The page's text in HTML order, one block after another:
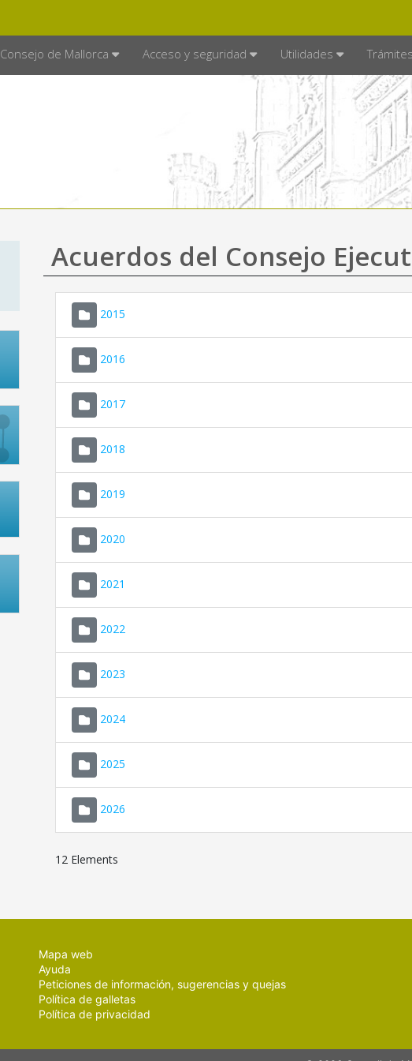
Consejo de Mallorca Acceso y seguridad Utilidades
Acuerdos del Consejo
2015
2016
2017
2018
2019
2020
2021
2022
2023
2024
2025
2026
12 Elements
Mapa web
Ayuda
Peticiones de información, sugerencias y quejas
Política de galletas
Política de privacidad